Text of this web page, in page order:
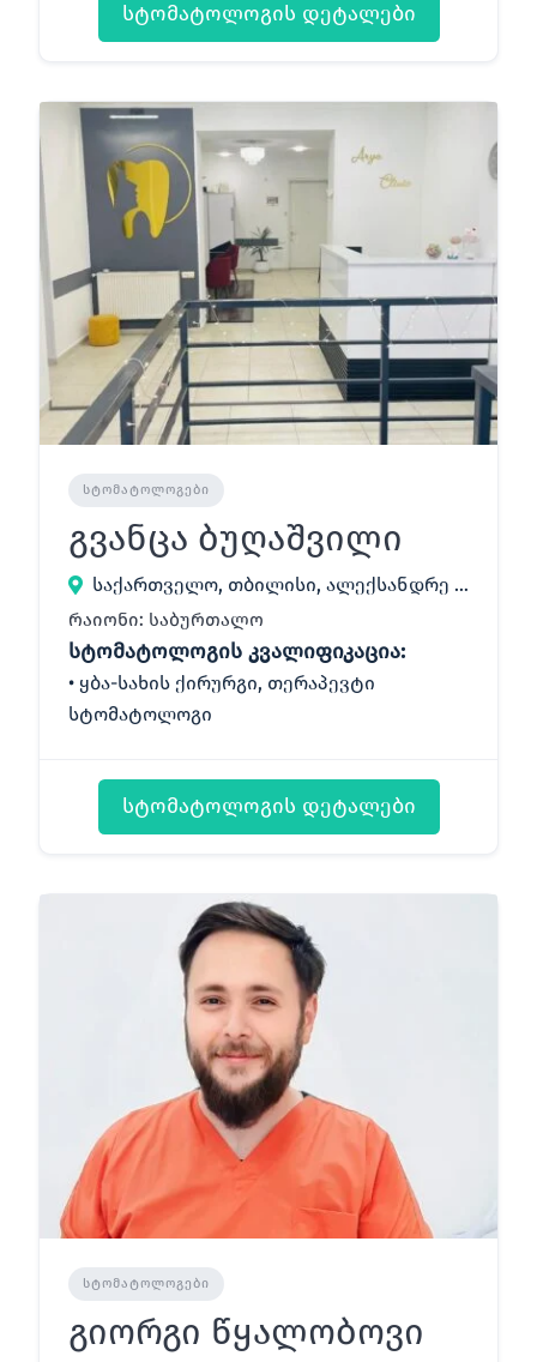
სტომატოლოგის დეტალები
ᲡᲢᲝᲛᲐᲢᲝᲚᲝᲒᲔᲑᲘ
გვანცა ბუღაშვილი
საქართველო, თბილისი, ალექსანდრე ყაზბეგის გამზირი 34
რაიონი: საბურთალო
სტომატოლოგის კვალიფიკაცია:
ყბა-სახის ქირურგი, თერაპევტი
სტომატოლოგი
სტომატოლოგის დეტალები
ᲡᲢᲝᲛᲐᲢᲝᲚᲝᲒᲔᲑᲘ
გიორგი წყალობოვი